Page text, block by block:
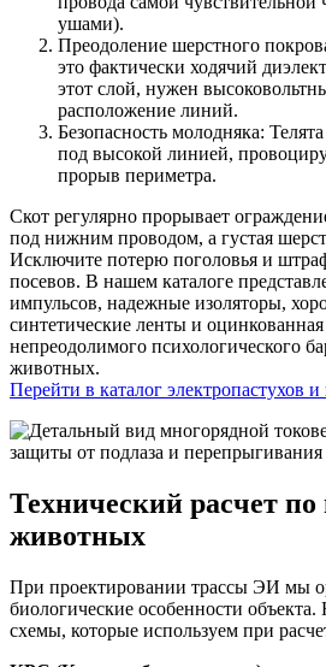
ушами).
Преодоление шерстного
это фактически ходячий
этот слой, нужен
расположение линий.
Безопасность молодняка:
под высокой линией,
прорыв периметра.
Скот регулярно прорывает
под нижним проводом, а густая
Исключите потерю поголовья и
посевов. В нашем каталоге
импульсов, надежные изоляторы,
синтетические ленты и
непреодолимого психологического
животных.
Перейти в каталог электропастухов
Технический расчет
животных
При проектировании трассы ЭИ мы
биологические особенности
схемы, которые используем при